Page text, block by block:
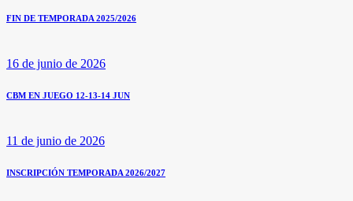
FIN DE TEMPORADA 2025/2026
16 de junio de 2026
CBM EN JUEGO 12-13-14 JUN
11 de junio de 2026
INSCRIPCIÓN TEMPORADA 2026/2027